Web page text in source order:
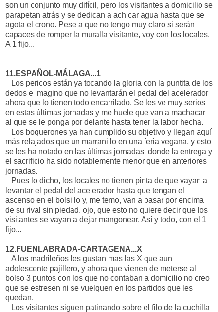
son un conjunto muy difícil, pero los visitantes a domicilio se
parapetan atrás y se dedican a achicar agua hasta que se
agota el crono. Pese a que no tengo muy claro si serán
capaces de romper la muralla visitante, voy con los locales.
A 1 fijo...
11.ESPAÑOL-MÁLAGA...1
Los pericos están ya tocando la gloria con la puntita de los
dedos e imagino que no levantarán el pedal del acelerador
ahora que lo tienen todo encarrilado. Se les ve muy serios
en estas últimas jornadas y me huele que van a machacar
al que se le ponga por delante hasta tener la labor hecha.
Los boquerones ya han cumplido su objetivo y llegan aquí
más relajados que un marranillo en una feria vegana, y esto
se les ha notado en las últimas jornadas, donde la entrega y
el sacrificio ha sido notablemente menor que en anteriores
jornadas.
Pues lo dicho, los locales no tienen pinta de que vayan a
levantar el pedal del acelerador hasta que tengan el
ascenso en el bolsillo y, me temo, van a pasar por encima
de su rival sin piedad. ojo, que esto no quiere decir que los
visitantes se vayan a dejar mangonear. Así y todo, con el 1
fijo...
12.FUENLABRADA-CARTAGENA...X
A los madrileños les gustan mas las X que aun
adolescente pajillero, y ahora que vienen de meterse al
bolso 3 puntos con los que no contaban a domicilio no creo
que se estresen ni se vuelquen en los partidos que les
quedan.
Los visitantes siguen patinando sobre el filo de la cuchilla